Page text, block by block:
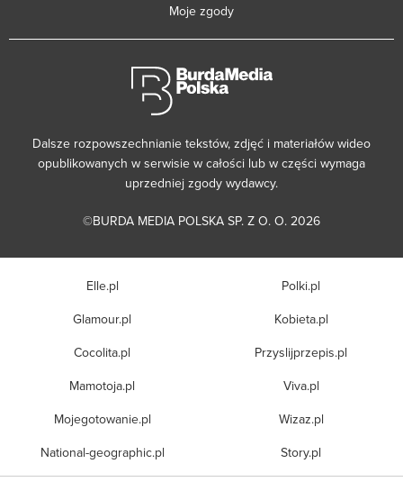
Moje zgody
Dalsze rozpowszechnianie tekstów, zdjęć i materiałów wideo
opublikowanych w serwisie w całości lub w części wymaga
uprzedniej zgody wydawcy.
©BURDA MEDIA POLSKA SP. Z O. O. 2026
Elle.pl
Glamour.pl
Cocolita.pl
Mamotoja.pl
Mojegotowanie.pl
National-geographic.pl
Polki.pl
Kobieta.pl
Przyslijprzepis.pl
Viva.pl
Wizaz.pl
Story.pl